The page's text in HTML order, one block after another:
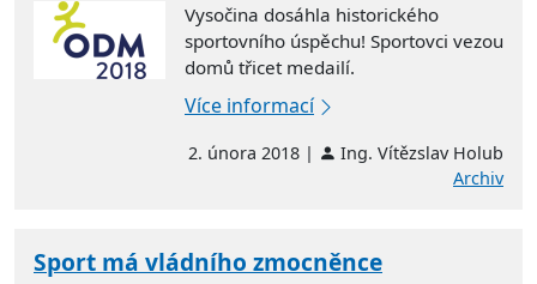
Vysočina dosáhla historického
sportovního úspěchu! Sportovci vezou
domů třicet medailí.
Více informací
2. února 2018 |
Ing. Vítězslav Holub
Archiv
Sport má vládního zmocněnce